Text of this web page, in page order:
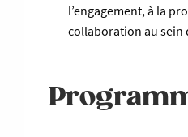
l’engagement, à la
collaboration au sein